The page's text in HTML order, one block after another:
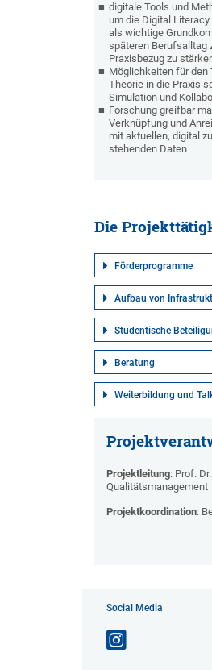
digitale Tools und
um die Digital
als wichtige
späteren Berufsalltag
Praxisbezug zu
Möglichkeiten für den
Theorie in die Praxis
Simulation und
Forschung greifbar
Verknüpfung und
mit aktuellen, digital
stehenden Daten
Die
Förderprogramme
Aufbau von
Studentische
Beratung
Weiterbildung und
Projektleitung: Prof.
Qualitätsmanagement
Projektkoordination:
Social Media